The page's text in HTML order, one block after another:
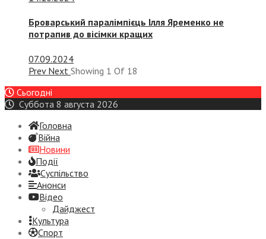
Броварський паралімпієць Ілля Яременко не
потрапив до вісімки кращих
07.09.2024
Prev Next Showing 1 Of 18
Сьогодні
Суббота 8 августа 2026
Головна
Війна
Новини
Події
Суспiльство
Анонси
Відео
Дайджест
Культура
Спорт